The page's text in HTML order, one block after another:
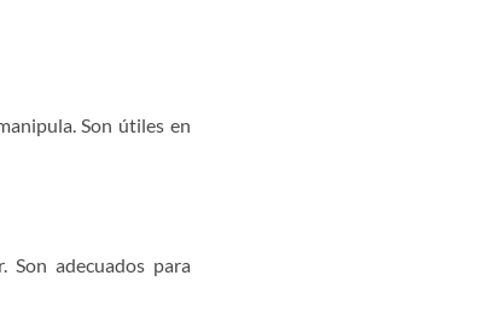
Son útiles en
Son adecuados para